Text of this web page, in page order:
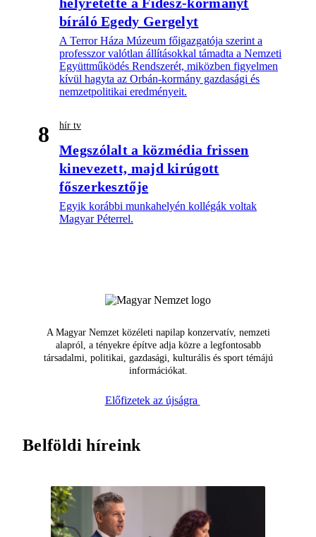
bíráló Egedy Gergelyt
A Terror Háza Múzeum főigazgatója szerint a
professzor valótlan állításokkal támadta a Nemzeti
Együttműködés Rendszerét, miközben figyelmen
kívül hagyta az Orbán-kormány gazdasági és
nemzetpolitikai eredményeit.
8 hír tv
Megszólalt a közmédia frissen
kinevezett, majd kirúgott
főszerkesztője
Egyik korábbi munkahelyén kollégák voltak
Magyar Péterrel.
A Magyar Nemzet közéleti napilap konzervatív, nemzeti
alapról, a tényekre építve adja közre a legfontosabb
társadalmi, politikai, gazdasági, kulturális és sport témájú
információkat.
Előfizetek az újságra
Belföldi híreink